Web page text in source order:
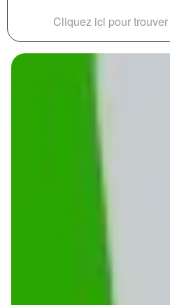
Cliquez ici pour